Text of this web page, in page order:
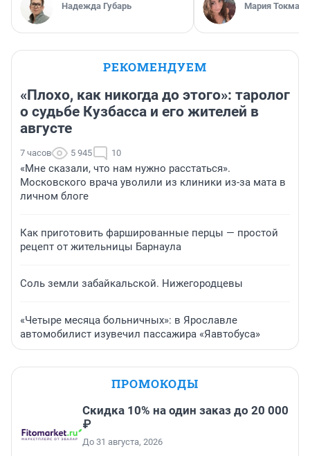
Надежда Губарь Мария
РЕКОМЕНДУЕМ
«Плохо, как никогда до этого»: таролог
о судьбе Кузбасса и его жителей в
августе
7 часов 5 945 10
«Мне сказали, что нам нужно расстаться».
Московского врача уволили из клиники из-за мата в
личном блоге
Как приготовить фаршированные перцы — простой
рецепт от жительницы Барнаула
Соль земли забайкальской. Нижегородцевы
«Четыре месяца больничных»: в Ярославле
автомобилист изувечил пассажира «Яавтобуса»
ПРОМОКОДЫ
Скидка 10% на один заказ до 20 000
₽
До 31 августа, 2026